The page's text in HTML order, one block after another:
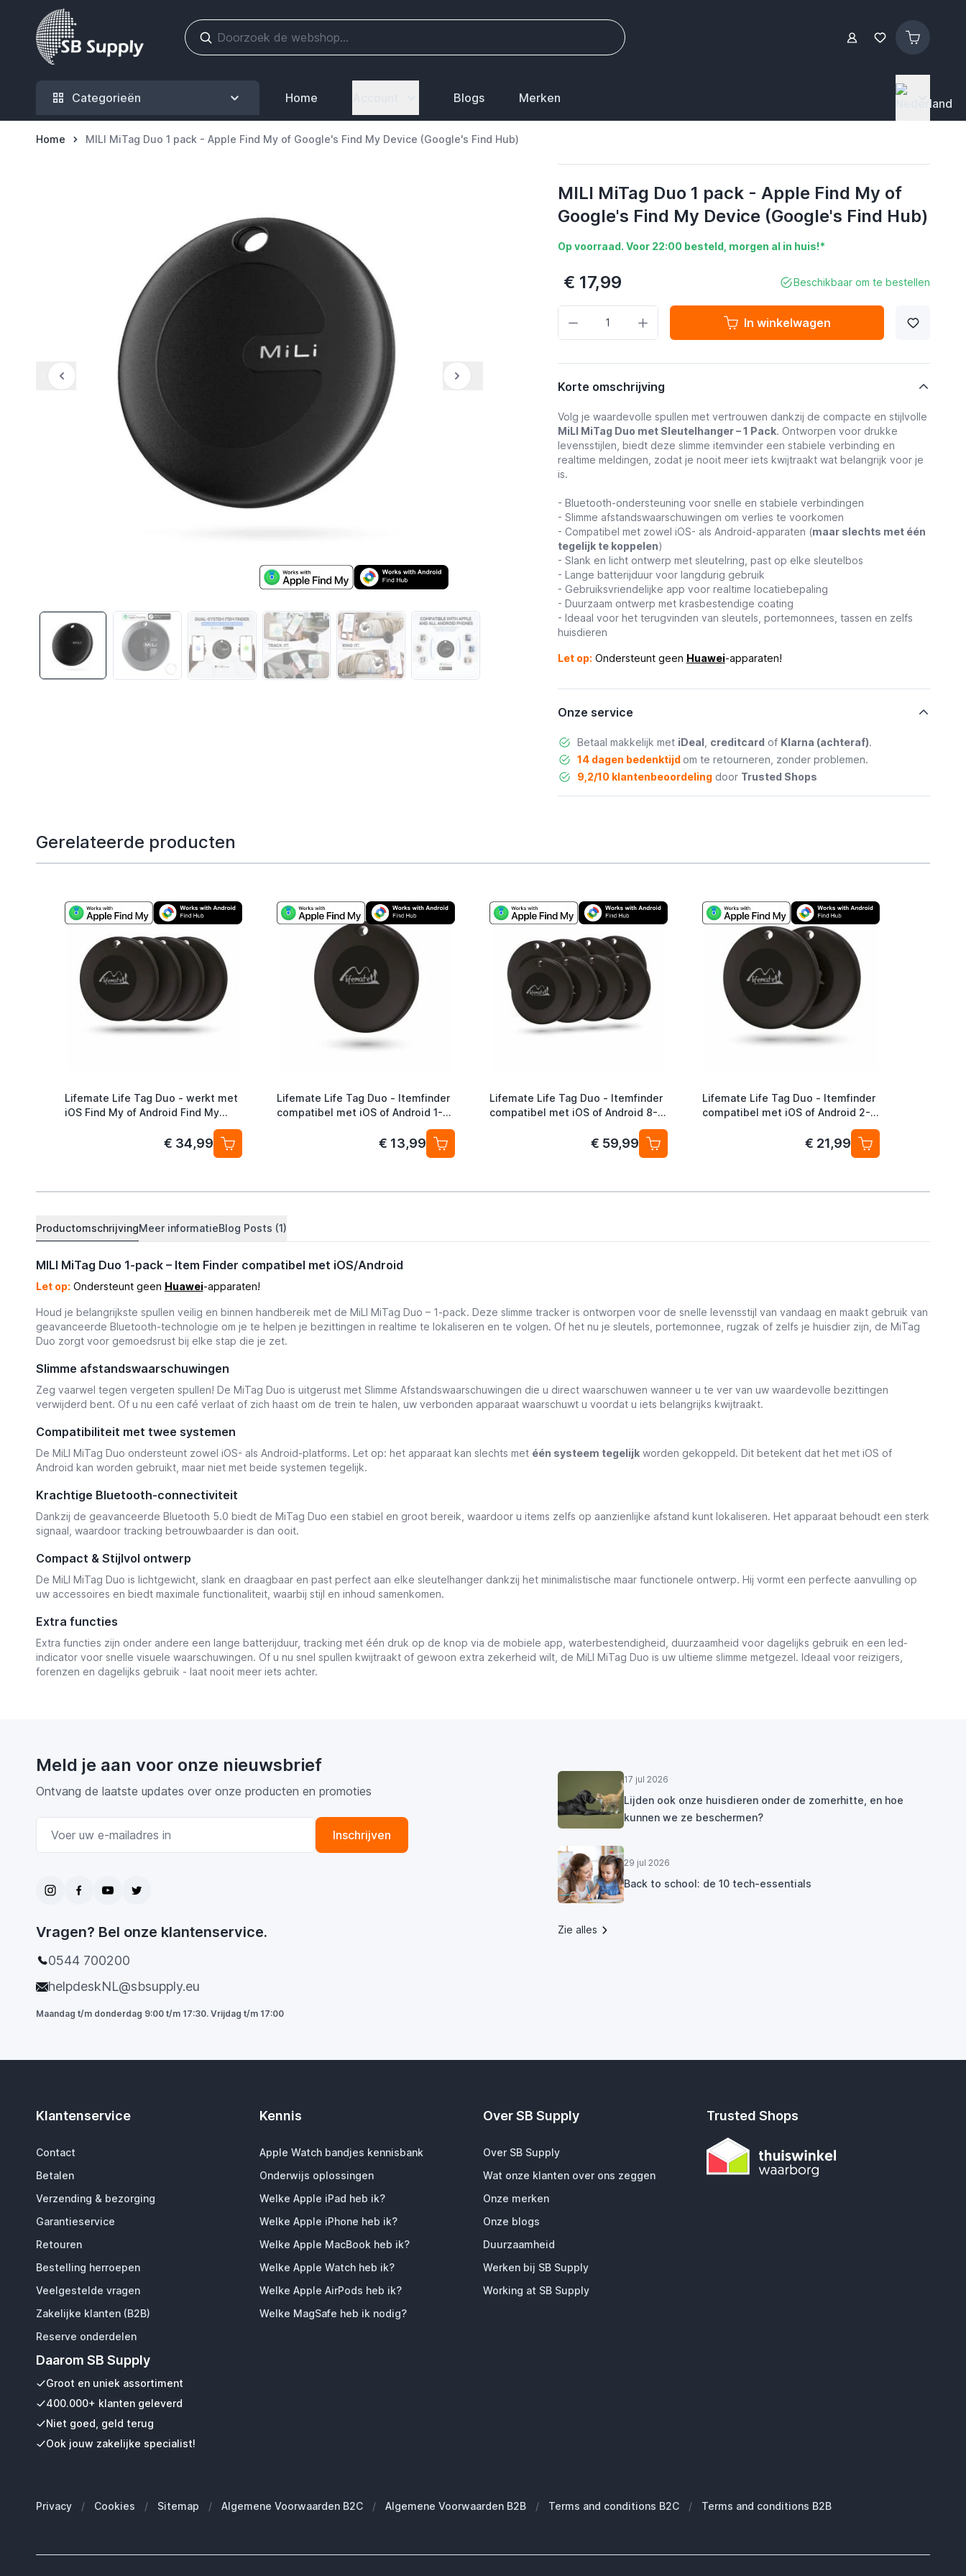
Ga naar de inhoud
Categorieën Home Blogs Merken
Home MILI MiTag Duo 1 pack - Apple Find My of Google's Find My Device (Google's Find Hub)
MILI MiTag Duo 1 pack - Apple Find My of
Google's Find My Device (Google's Find Hub)
Op voorraad. Voor 22:00 besteld, morgen al in huis!*
€ 17,99 Beschikbaar om te bestellen
In winkelwagen
Korte omschrijving
Volg je waardevolle spullen met vertrouwen dankzij de compacte en stijlvolle
MiLI MiTag Duo met Sleutelhanger – 1 Pack. Ontworpen voor drukke
levensstijlen, biedt deze slimme itemvinder een stabiele verbinding en
realtime meldingen, zodat je nooit meer iets kwijtraakt wat belangrijk voor je
is.
- Bluetooth-ondersteuning voor snelle en stabiele verbindingen
- Slimme afstandswaarschuwingen om verlies te voorkomen
- Compatibel met zowel iOS- als Android-apparaten (maar slechts met één
tegelijk te koppelen)
- Slank en licht ontwerp met sleutelring, past op elke sleutelbos
- Lange batterijduur voor langdurig gebruik
- Gebruiksvriendelijke app voor realtime locatiebepaling
- Duurzaam ontwerp met krasbestendige coating
- Ideaal voor het terugvinden van sleutels, portemonnees, tassen en zelfs
huisdieren
Let op: Ondersteunt geen Huawei-apparaten!
Onze service
Betaal makkelijk met iDeal creditcard of Klarna (achteraf).
14 dagen bedenktijd om te retourneren, zonder problemen.
9,2/10 klantenbeoordelingdoor Trusted Shops
Gerelateerde producten
Lifemate Life Tag Duo - werkt met
iOS Find My of Android Find My
€ 34,99
Lifemate Life Tag Duo - Itemfinder
compatibel met iOS of Android 1-
€ 13,99
Lifemate Life Tag Duo - Itemfinder
compatibel met iOS of Android 8-
€ 59,99
Lifemate Life Tag Duo - Itemfinder
compatibel met iOS of Android 2-
€ 21,99
ProductomschrijvingMeer informatieBlog Posts (1)
MILI MiTag Duo 1-pack – Item Finder compatibel met iOS/Android
Let op: Ondersteunt geen Huawei-apparaten!
Houd je belangrijkste spullen veilig en binnen handbereik met de MiLI MiTag Duo – 1-pack. Deze slimme tracker is ontworpen voor de snelle levensstijl van vandaag en maakt gebruik van
geavanceerde Bluetooth-technologie om je te helpen je bezittingen in realtime te lokaliseren en te volgen. Of het nu je sleutels, portemonnee, rugzak of zelfs je huisdier zijn, de MiTag
Duo zorgt voor gemoedsrust bij elke stap die je zet.
Slimme afstandswaarschuwingen
Zeg vaarwel tegen vergeten spullen! De MiTag Duo is uitgerust met Slimme Afstandswaarschuwingen die u direct waarschuwen wanneer u te ver van uw waardevolle bezittingen
verwijderd bent. Of u nu een café verlaat of zich haast om de trein te halen, uw verbonden apparaat waarschuwt u voordat u iets belangrijks kwijtraakt.
Compatibiliteit met twee systemen
De MiLI MiTag Duo ondersteunt zowel iOS- als Android-platforms. Let op: het apparaat kan slechts met één systeem tegelijkworden gekoppeld. Dit betekent dat het met iOS of
Android kan worden gebruikt, maar niet met beide systemen tegelijk.
Krachtige Bluetooth-connectiviteit
Dankzij de geavanceerde Bluetooth 5.0 biedt de MiTag Duo een stabiel en groot bereik, waardoor u items zelfs op aanzienlijke afstand kunt lokaliseren. Het apparaat behoudt een sterk
signaal, waardoor tracking betrouwbaarder is dan ooit.
Compact & Stijlvol ontwerp
De MiLI MiTag Duo is lichtgewicht, slank en draagbaar en past perfect aan elke sleutelhanger dankzij het minimalistische maar functionele ontwerp. Hij vormt een perfecte aanvulling op
uw accessoires en biedt maximale functionaliteit, waarbij stijl en inhoud samenkomen.
Extra functies
Extra functies zijn onder andere een lange batterijduur, tracking met één druk op de knop via de mobiele app, waterbestendigheid, duurzaamheid voor dagelijks gebruik en een led-
indicator voor snelle visuele waarschuwingen. Of u nu snel spullen kwijtraakt of gewoon extra zekerheid wilt, de MiLI MiTag Duo is uw ultieme slimme metgezel. Ideaal voor reizigers,
forenzen en dagelijks gebruik - laat nooit meer iets achter.
Meld je aan voor onze nieuwsbrief
Ontvang de laatste updates over onze producten en promoties
Inschrijven
Vragen? Bel onze klantenservice.
0544 700200
helpdeskNL@sbsupply.eu
Maandag t/m donderdag 9:00 t/m 17:30. Vrijdag t/m 17:00
17 jul 2026
Lijden ook onze huisdieren onder de zomerhitte, en hoe
kunnen we ze beschermen?
29 jul 2026
Back to school: de 10 tech-essentials
Zie alles
Klantenservice
Contact
Betalen
Verzending & bezorging
Garantieservice
Retouren
Bestelling herroepen
Veelgestelde vragen
Zakelijke klanten (B2B)
Reserve onderdelen
Daarom SB Supply
Groot en uniek assortiment
400.000+ klanten geleverd
Niet goed, geld terug
Ook jouw zakelijke specialist!
Kennis
Apple Watch bandjes kennisbank
Onderwijs oplossingen
Welke Apple iPad heb ik?
Welke Apple iPhone heb ik?
Welke Apple MacBook heb ik?
Welke Apple Watch heb ik?
Welke Apple AirPods heb ik?
Welke MagSafe heb ik nodig?
Over SB Supply
Over SB Supply
Wat onze klanten over ons zeggen
Onze merken
Onze blogs
Duurzaamheid
Werken bij SB Supply
Working at SB Supply
Trusted Shops
Privacy / Cookies / Sitemap / Algemene Voorwaarden B2C / Algemene Voorwaarden B2B / Terms and conditions B2C / Terms and conditions B2B